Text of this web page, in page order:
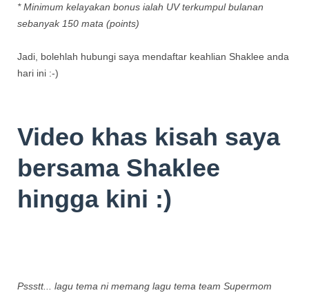
* Minimum kelayakan bonus ialah UV terkumpul bulanan
sebanyak 150 mata (points)
Jadi, bolehlah hubungi saya mendaftar keahlian Shaklee anda
hari ini :-)
Video khas kisah saya
bersama Shaklee
hingga kini :)
Pssstt... lagu tema ni memang lagu tema team Supermom